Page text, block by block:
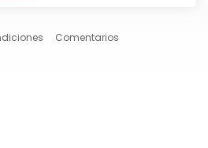
Comentarios